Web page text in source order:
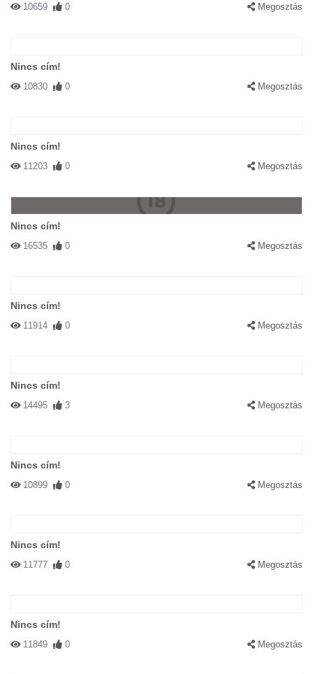
10659 0 Megosztás
Nincs cím!
10830 0 Megosztás
Nincs cím!
11203 0 Megosztás
Nincs cím!
16535 0 Megosztás
Nincs cím!
11914 0 Megosztás
Nincs cím!
14495 3 Megosztás
Nincs cím!
10899 0 Megosztás
Nincs cím!
11777 0 Megosztás
Nincs cím!
11849 0 Megosztás